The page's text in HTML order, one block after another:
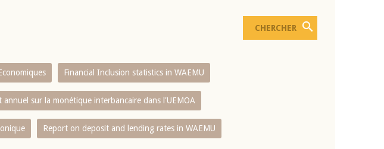
Financial Inclusion statistics in WAEMU
annuel sur la monétique interbancaire dans l'UEMOA
Report on deposit and lending rates in WAEMU